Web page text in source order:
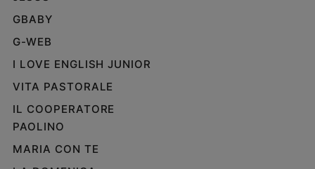
ed
educazione
Genitori
figli
Nonni
Coppia
Scuola
GBABY
G-WEB
I LOVE ENGLISH JUNIOR
VITA PASTORALE
IL COOPERATORE
PAOLINO
MARIA CON TE